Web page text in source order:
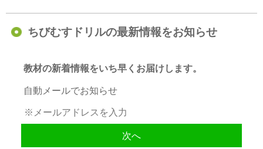
ちびむすドリルの最新情報をお知らせ
教材の新着情報をいち早くお届けします。
自動メールでお知らせ